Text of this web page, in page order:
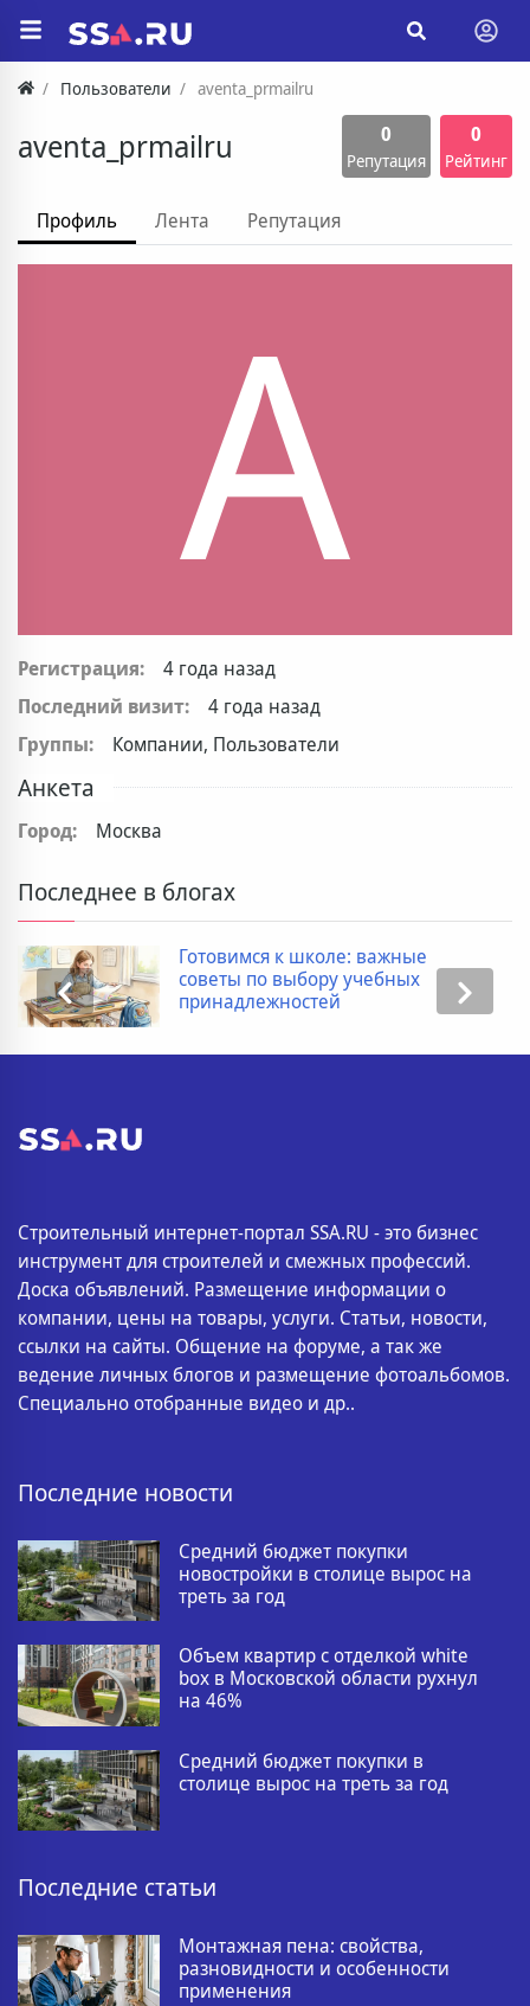
Пользователи aventa_prmailru
aventa_prmailru 0
Репутация
0
Рейтинг
Профиль Лента Репутация
A
Регистрация:
4 года назад
Последний визит:
4 года назад
Группы:
Компании, Пользователи
Анкета
Город: Москва
Последнее в блогах
Готовимся к школе: важные
советы по выбору учебных
принадлежностей
Строительный интернет-портал SSA.RU - это бизнес
инструмент для строителей и смежных профессий.
Доска объявлений. Размещение информации о
компании, цены на товары, услуги. Статьи, новости,
ссылки на сайты. Общение на форуме, а так же
ведение личных блогов и размещение фотоальбомов.
Специально отобранные видео и др..
Последние новости
Средний бюджет покупки
новостройки в столице вырос на
треть за год
Объем квартир с отделкой white
box в Московской области рухнул
на 46%
Средний бюджет покупки в
столице вырос на треть за год
Последние статьи
Монтажная пена: свойства,
разновидности и особенности
применения